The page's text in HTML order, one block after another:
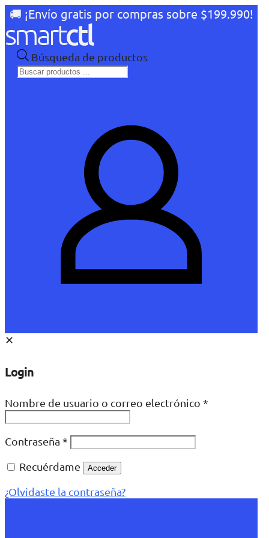
🚚 ¡Envío gratis por compras sobre $199.990!
Búsqueda de productos
✕
Login
Nombre de usuario o correo electrónico *
Contraseña *
Recuérdame
Acceder
¿Olvidaste la contraseña?